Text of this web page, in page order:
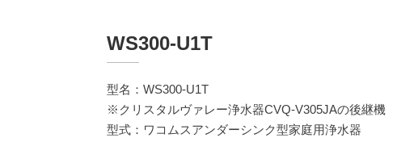
WS300-U1T
型名：WS300-U1T
※クリスタルヴァレー浄水器CVQ-V305JAの後継機
型式：ワコムスアンダーシンク型家庭用浄水器